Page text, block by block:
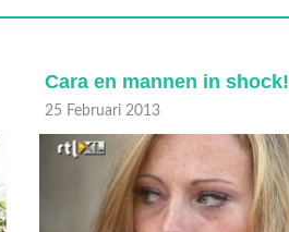
Cara en mannen in shock!
25 Februari 2013